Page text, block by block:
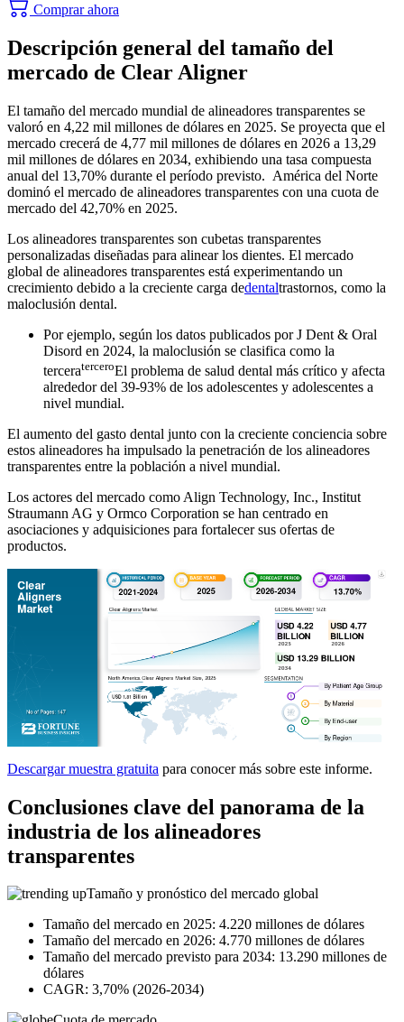
Comprar ahora
Descripción general del tamaño del
mercado de Clear Aligner
El tamaño del mercado mundial de alineadores transparentes se
valoró en 4,22 mil millones de dólares en 2025. Se proyecta que el
mercado crecerá de 4,77 mil millones de dólares en 2026 a 13,29
mil millones de dólares en 2034, exhibiendo una tasa compuesta
anual del 13,70% durante el período previsto. América del Norte
dominó el mercado de alineadores transparentes con una cuota de
mercado del 42,70% en 2025.
Los alineadores transparentes son cubetas transparentes
personalizadas diseñadas para alinear los dientes. El mercado
global de alineadores transparentes está experimentando un
crecimiento debido a la creciente carga dedentaltrastornos, como la
maloclusión dental.
Por ejemplo, según los datos publicados por J Dent & Oral
Disord en 2024, la maloclusión se clasifica como la
terceraterceroEl problema de salud dental más crítico y afecta
alrededor del 39-93% de los adolescentes y adolescentes a
nivel mundial.
El aumento del gasto dental junto con la creciente conciencia sobre
estos alineadores ha impulsado la penetración de los alineadores
transparentes entre la población a nivel mundial.
Los actores del mercado como Align Technology, Inc., Institut
Straumann AG y Ormco Corporation se han centrado en
asociaciones y adquisiciones para fortalecer sus ofertas de
productos.
Descargar muestra gratuita para conocer más sobre este informe.
Conclusiones clave del panorama de la
industria de los alineadores
transparentes
Tamaño y pronóstico del mercado global
Tamaño del mercado en 2025: 4.220 millones de dólares
Tamaño del mercado en 2026: 4.770 millones de dólares
Tamaño del mercado previsto para 2034: 13.290 millones de
dólares
CAGR: 3,70% (2026-2034)